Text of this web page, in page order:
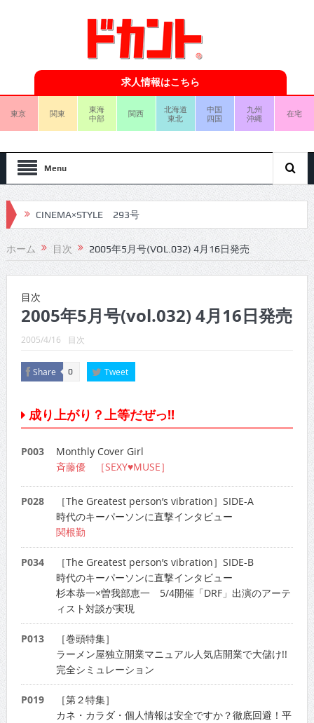
求人情報はこちら
東京 関東
東海
中部
関西
北海道
東北
中国
四国
九州
沖縄
在宅
Menu
CINEMA×STYLE 293号
CINEMA×STYLE 292号
CINEMA×STYLE 291号
CINEMA×STYLE 290号
CINEMA×STYLE 289号
CINEMA×STYLE 288号
CINEMA×STYLE 287号
CINEMA×STYLE 285号
CINEMA×STYLE 294号
ホーム 目次 2005年5月号(VOL.032) 4月16日発売
目次
2005年5月号(vol.032) 4月16日発売
2005/4/16 目次
Share 0 Tweet
成り上がり？上等だぜっ!!
P003
Monthly Cover Girl
斉藤優 ［SEXY♥MUSE］
P028
［The Greatest person’s vibration］SIDE-A
時代のキーパーソンに直撃インタビュー
関根勤
P034
［The Greatest person’s vibration］SIDE-B
時代のキーパーソンに直撃インタビュー
杉本恭一×曽我部恵一 5/4開催「DRF」出演のアーテ
ィスト対談が実現
P013
［巻頭特集］
ラーメン屋独立開業マニュアル人気店開業で大儲け!!
完全シミュレーション
P019
［第２特集］
カネ・カラダ・個人情報は安全ですか？徹底回避！平